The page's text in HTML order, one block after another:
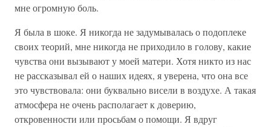
мне огромную боль.
Я была в шоке. Я никогда не задумывалась о подоплеке
своих теорий, мне никогда не приходило в голову, какие
чувства они вызывают у моей матери. Хотя никто из нас
не рассказывал ей о наших идеях, я уверена, что она все
это чувствовала: они буквально висели в воздухе. А такая
атмосфера не очень располагает к доверию,
откровенности или просьбам о помощи. Я вдруг